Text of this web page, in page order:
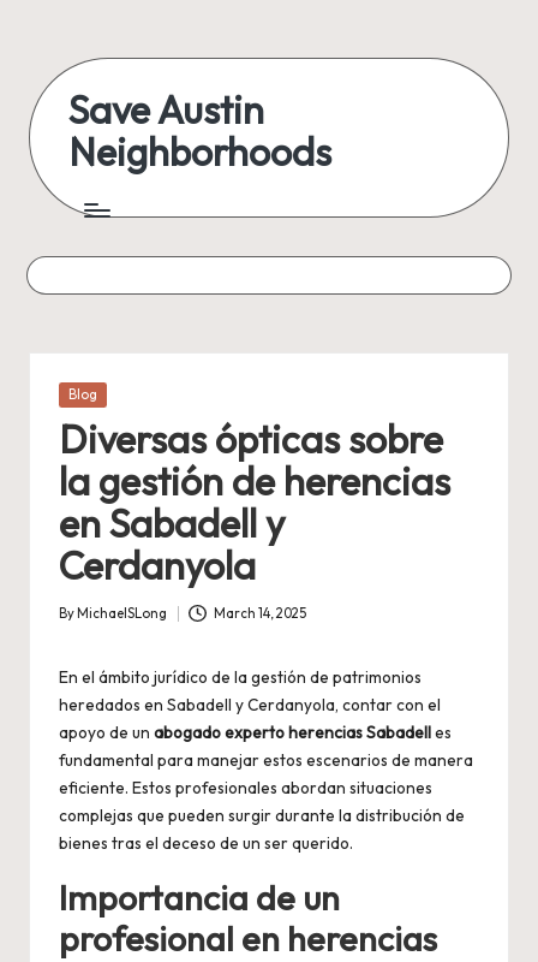
content
Save Austin
Neighborhoods
Austin
everything
Posted
Blog
Diversas ópticas sobre
la gestión de herencias
en Sabadell y
Cerdanyola
Posted
By MichaelSLong March 14, 2025
En el ámbito jurídico de la gestión de patrimonios
heredados en Sabadell y Cerdanyola, contar con el
apoyo de un abogado experto herencias Sabadelles
fundamental para manejar estos escenarios de manera
eficiente. Estos profesionales abordan situaciones
complejas que pueden surgir durante la distribución de
bienes tras el deceso de un ser querido.
Importancia de un
profesional en herencias